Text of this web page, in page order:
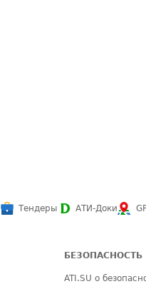
Тендеры АТИ-Доки
БЕЗОПАСНОСТЬ
ATI.SU о